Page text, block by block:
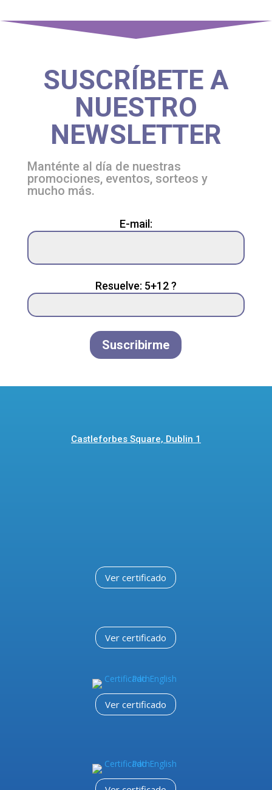
SUSCRÍBETE A
NUESTRO
NEWSLETTER
Manténte al día de nuestras
promociones, eventos, sorteos y
mucho más.
leave
this
field
E-mail:
Resuelve: 5+12 ?
Suscribirme
Castleforbes Square, Dublin 1
Ver certificado
Ver certificado
Ver certificado